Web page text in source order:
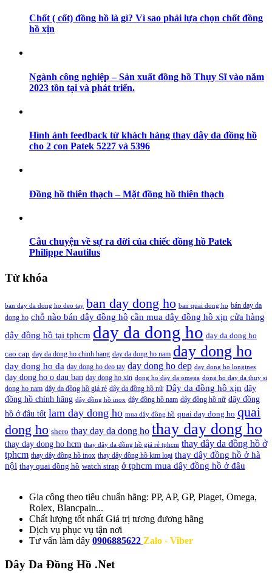
Chốt ( cốt) đồng hồ là gì? Vì sao phải lựa chọn chốt đồng
hồ xịn
Ngành công nghiệp – Sản xuất đồng hồ Thụy Sĩ vào năm
2023 tồn tại và phát triển.
Hình ảnh feedback từ khách hàng thay dây da đồng hồ
cho 2 con Patek 5227 và 5396
Đồng hồ thiên thạch – Mặt đồng hồ thiên thạch
Câu chuyện về sự ra đời của chiếc đồng hồ Patek
Philippe Nautilus
Từ khóa
ban day da dong ho deo tay ban day dong ho ban quai dong ho bán day da
dong ho chỗ nào bán dây đồng hồ cần mua dây đồng hồ xịn cửa hàng
dây đồng hồ tại tphcm day da dong ho day da dong ho
cao cap day da dong ho chinh hang day da dong ho nam day dong ho
day dong ho da day dong ho deo tay day dong ho dep day dong ho longines
day dong ho o dau ban day dong ho xin dong ho day da omega dong ho day da thuy si
dong ho nam dây da đồng hồ giá rẻ dây da đồng hồ nữ Dây da đồng hồ xịn dây
đồng hồ chính hãng dây đồng hồ inox dây đồng hồ nam dây đồng hồ nữ dây đồng
hồ ở đâu tốt lam day dong ho mua dây đồng hồ quai day dong ho quai
dong ho shero thay day da dong ho thay day dong ho
thay day dong ho hcm thay dây da đồng hồ giá rẻ tphcm thay dây da đồng hồ ở
tphcm thay dây đồng hồ inox thay dây đồng hồ kim loại thay dây đồng hồ ở hà
nội thay quai đồng hồ watch strap ở tphcm mua dây đồng hồ ở đâu
Gia công theo tiêu chuẩn hãng: PP, AP, GP, Piaget, Omega,
Rolex, Blancpain...
Chất lượng tốt nhất Giá trị tương đương hãng
Dịch vụ phục vụ tận nơi
Tư vấn làm dây 0906885622 Zalo - Viber
Dây Da Đồng Hồ .Net